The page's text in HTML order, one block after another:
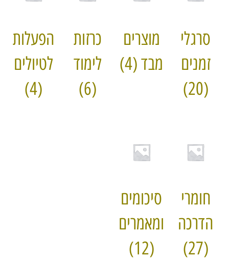
סרגלי
זמנים
(20)
מוצרים
מבד(4)
כרזות
לימוד
(6)
הפעלות
לטיולים
(4)
חומרי
הדרכה
(27)
סיכומים
ומאמרים
(12)